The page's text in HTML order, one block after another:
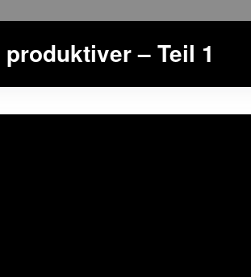
– Teil 1